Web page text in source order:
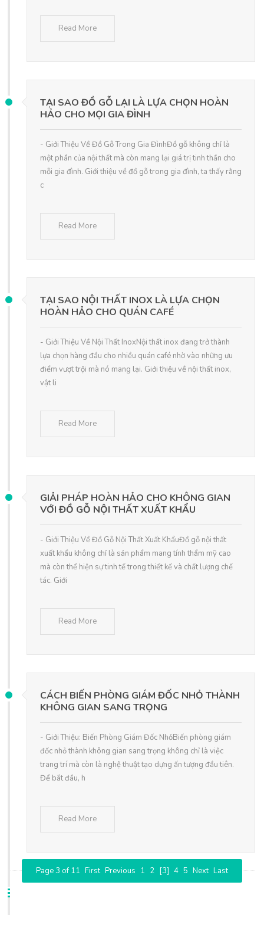
Read More
TẠI SAO ĐỒ GỖ LẠI LÀ LỰA CHỌN HOÀN
HẢO CHO MỌI GIA ĐÌNH
- Giới Thiệu Về Đồ Gỗ Trong Gia ĐìnhĐồ gỗ không chỉ là
một phần của nội thất mà còn mang lại giá trị tinh thần cho
mỗi gia đình. Giới thiệu về đồ gỗ trong gia đình, ta thấy rằng
c
Read More
TẠI SAO NỘI THẤT INOX LÀ LỰA CHỌN
HOÀN HẢO CHO QUÁN CAFÉ
- Giới Thiệu Về Nội Thất InoxNội thất inox đang trở thành
lựa chọn hàng đầu cho nhiều quán café nhờ vào những ưu
điểm vượt trội mà nó mang lại. Giới thiệu về nội thất inox,
vật li
Read More
GIẢI PHÁP HOÀN HẢO CHO KHÔNG GIAN
VỚI ĐỒ GỖ NỘI THẤT XUẤT KHẨU
- Giới Thiệu Về Đồ Gỗ Nội Thất Xuất KhẩuĐồ gỗ nội thất
xuất khẩu không chỉ là sản phẩm mang tính thẩm mỹ cao
mà còn thể hiện sự tinh tế trong thiết kế và chất lượng chế
tác. Giới
Read More
CÁCH BIẾN PHÒNG GIÁM ĐỐC NHỎ THÀNH
KHÔNG GIAN SANG TRỌNG
- Giới Thiệu: Biến Phòng Giám Đốc NhỏBiến phòng giám
đốc nhỏ thành không gian sang trọng không chỉ là việc
trang trí mà còn là nghệ thuật tạo dựng ấn tượng đầu tiên.
Để bắt đầu, h
Read More
Page 3 of 11 First Previous 1 2 [3] 4 5 Next Last